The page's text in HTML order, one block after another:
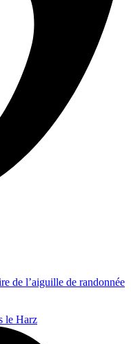
de l’aiguille de randonnée
le Harz